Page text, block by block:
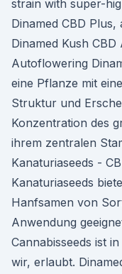
strain with super-
Dinamed CBD
Dinamed Kush
Autoflowering
eine Pflanze mit
Struktur und
Konzentration des
ihrem zentralen
Kanaturiaseeds -
Kanaturiaseeds
Hanfsamen von
Anwendung
Cannabisseeds ist
wir, erlaubt.